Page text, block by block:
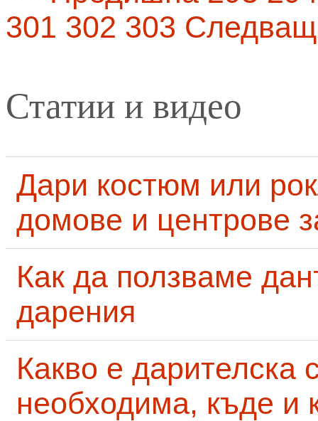
301 302 303
Статии и видео
Дари костюм или
домове и центрове
Как да ползваме
дарения
Какво е дарителска
необходима, къде и